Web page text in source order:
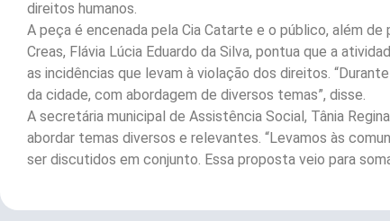
direitos humanos.
A peça é encenada pela Cia Catarte e o público, além
Creas, Flávia Lúcia Eduardo da Silva, pontua que a
as incidências que levam à violação dos direitos.
da cidade, com abordagem de diversos temas”, disse.
A secretária municipal de Assistência Social, Tânia
abordar temas diversos e relevantes. “Levamos às
ser discutidos em conjunto. Essa proposta veio para